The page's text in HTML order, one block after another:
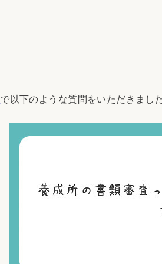
で以下のような質問をいただきまし